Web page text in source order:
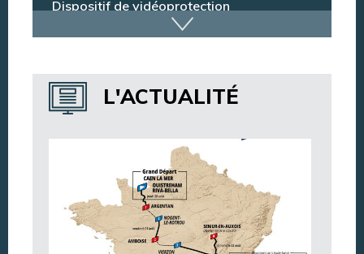
Dispositif de vidéoprotection
Annuaire des services
Annuaire des associations
Argentan Aujourd’hui
L'ACTUALITÉ